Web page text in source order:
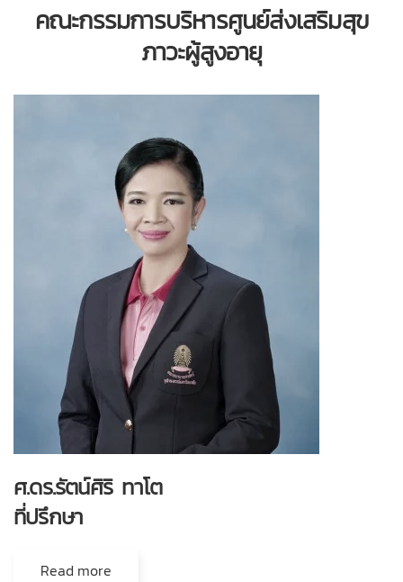
คณะกรรมการบริหารศูนย์ส่งเสริมสุข
ภาวะผู้สูงอายุ
ศ.ดร.รัตน์ศิริ ทาโต
ที่ปรึกษา
Read more